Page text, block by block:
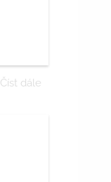
Číst dále